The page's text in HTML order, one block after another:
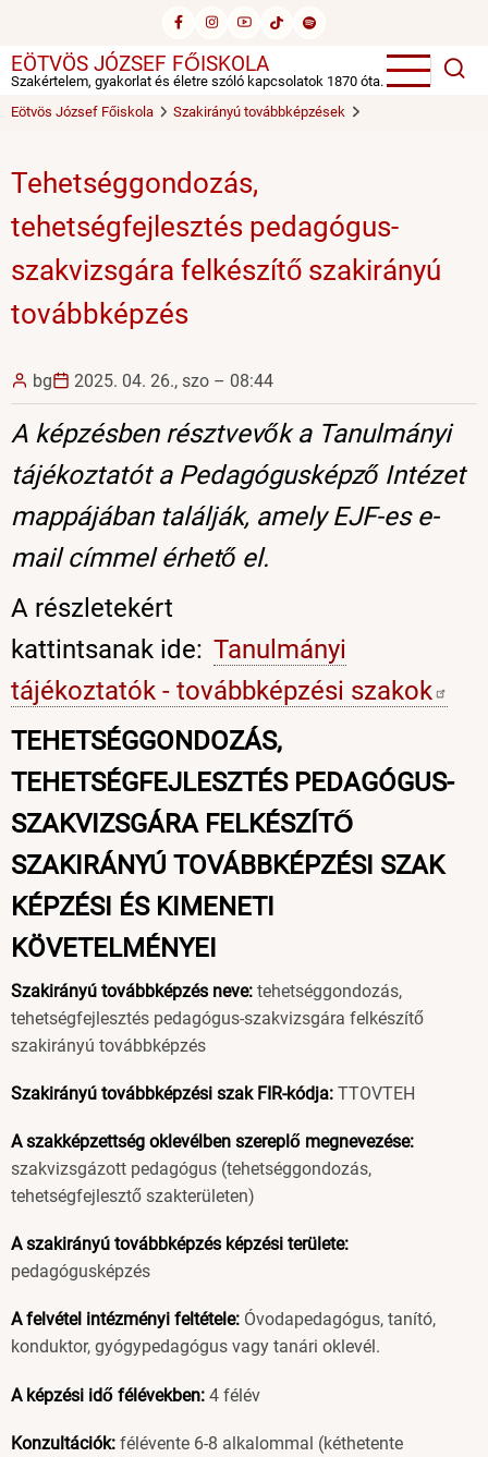
tartalomra
EÖTVÖS JÓZSEF FŐISKOLA
Szakértelem, gyakorlat és életre szóló kapcsolatok 1870 óta.
Eötvös József Főiskola
Szakirányú továbbképzések
Tehetséggondozás,
tehetségfejlesztés pedagógus-
szakvizsgára felkészítő szakirányú
továbbképzés
bg 2025. 04. 26., szo – 08:44
A képzésben résztvevők a Tanulmányi
tájékoztatót a Pedagógusképző Intézet
mappájában találják, amely EJF-es e-
mail címmel érhető el.
A részletekért
kattintsanak ide: Tanulmányi
tájékoztatók - továbbképzési szakok
TEHETSÉGGONDOZÁS,
TEHETSÉGFEJLESZTÉS PEDAGÓGUS-
SZAKVIZSGÁRA FELKÉSZÍTŐ
SZAKIRÁNYÚ TOVÁBBKÉPZÉSI SZAK
KÉPZÉSI ÉS KIMENETI
KÖVETELMÉNYEI
Szakirányú továbbképzés neve: tehetséggondozás,
tehetségfejlesztés pedagógus-szakvizsgára felkészítő
szakirányú továbbképzés
Szakirányú továbbképzési szak FIR-kódja: TTOVTEH
A szakképzettség oklevélben szereplő megnevezése:
szakvizsgázott pedagógus (tehetséggondozás,
tehetségfejlesztő szakterületen)
A szakirányú továbbképzés képzési területe:
pedagógusképzés
A felvétel intézményi feltétele: Óvodapedagógus, tanító,
konduktor, gyógypedagógus vagy tanári oklevél.
A képzési idő félévekben: 4 félév
Konzultációk: félévente 6-8 alkalommal (kéthetente